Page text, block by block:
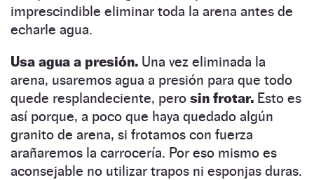
imprescindible eliminar toda la arena antes de
echarle agua.
Usa agua a presión. Una vez eliminada la
arena, usaremos agua a presión para que todo
quede resplandeciente, pero sin frotar. Esto es
así porque, a poco que haya quedado algún
granito de arena, si frotamos con fuerza
arañaremos la carrocería. Por eso mismo es
aconsejable no utilizar trapos ni esponjas duras.